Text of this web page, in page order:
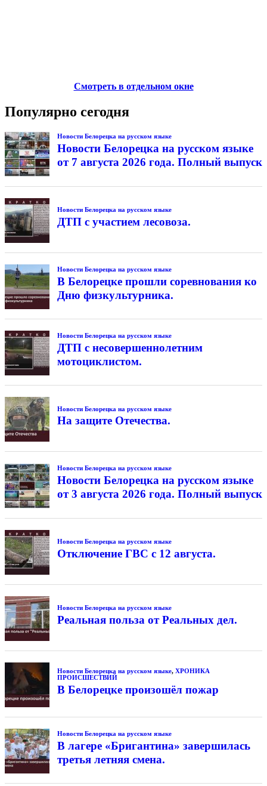
Смотреть в отдельном окне
Популярно сегодня
Новости Белорецка на русском языке
Новости Белорецка на русском языке
от 7 августа 2026 года. Полный выпуск
Новости Белорецка на русском языке
ДТП с участием лесовоза.
Новости Белорецка на русском языке
В Белорецке прошли соревнования ко
Дню физкультурника.
Новости Белорецка на русском языке
ДТП с несовершеннолетним
мотоциклистом.
Новости Белорецка на русском языке
На защите Отечества.
Новости Белорецка на русском языке
Новости Белорецка на русском языке
от 3 августа 2026 года. Полный выпуск
Новости Белорецка на русском языке
Отключение ГВС с 12 августа.
Новости Белорецка на русском языке
Реальная польза от Реальных дел.
Новости Белорецка на русском языке, ХРОНИКА
ПРОИСШЕСТВИЙ
В Белорецке произошёл пожар
Новости Белорецка на русском языке
В лагере «Бригантина» завершилась
третья летняя смена.